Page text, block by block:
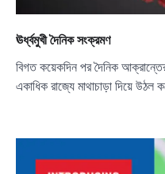
ঊর্ধ্বমুখী দৈনিক সংক্রমণ
বিগত কয়েকদিন পর দৈনিক
একাধিক রাজ্যে মাথাচাড়া দিয়ে